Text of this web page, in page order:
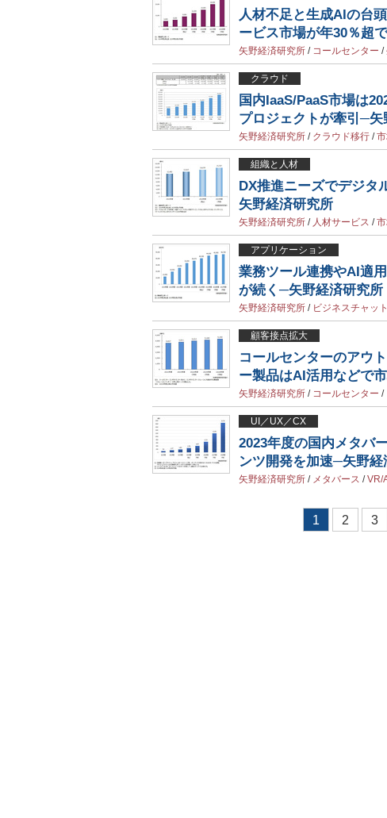
人材不足と生成AIの台
ービス市場が年30％超
矢野経済研究所 / コールセンター /
クラウド
国内IaaS/PaaS市場は
プロジェクトが牽引─矢
矢野経済研究所 / クラウド移行 /
組織と人材
DX推進ニーズでデジタ
矢野経済研究所
矢野経済研究所 / 人材サービス /
アプリケーション
業務ツール連携やAI適
が続く─矢野経済研究所
矢野経済研究所 / ビジネスチャット
顧客接点拡大
コールセンターのアウ
ー製品はAI活用などで
矢野経済研究所 / コールセンター /
UI／UX／CX
2023年度の国内メタバ
ンツ開発を加速─矢野経
矢野経済研究所 / メタバース /VR/
1 2 3